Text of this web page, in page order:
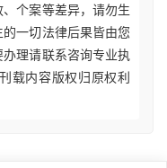
个案等差异，请勿生
一切法律后果皆由您
理请联系咨询专业执
载内容版权归原权利